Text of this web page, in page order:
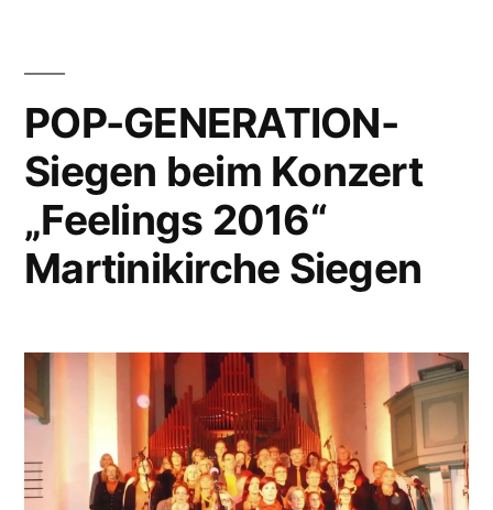
POP-GENERATION-
Siegen beim Konzert
„Feelings 2016“
Martinikirche Siegen